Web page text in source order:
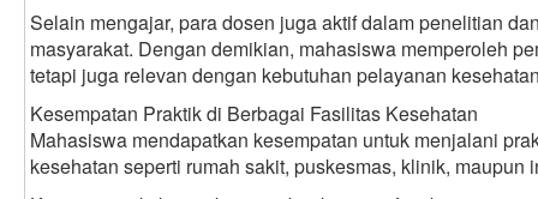
Selain mengajar, para dosen juga aktif dalam penelitian
masyarakat. Dengan demikian, mahasiswa memperoleh
tetapi juga relevan dengan kebutuhan pelayanan
Kesempatan Praktik di Berbagai Fasilitas Kesehatan
Mahasiswa mendapatkan kesempatan untuk menjalani
kesehatan seperti rumah sakit, puskesmas, klinik, maupun